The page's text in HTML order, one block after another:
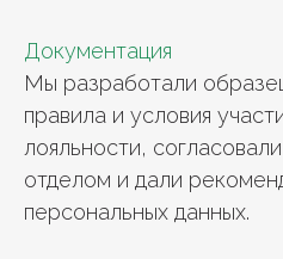
Документация
Мы разработали
правила и условия
лояльности,
отделом и дали
персональных данных.